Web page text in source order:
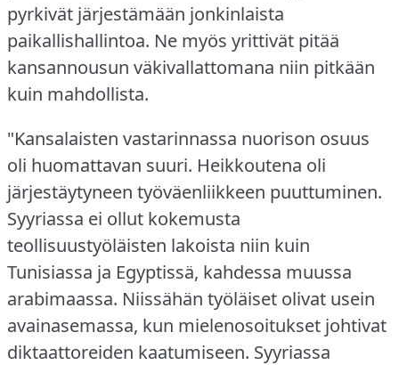
pyrkivät järjestämään jonkinlaista
paikallishallintoa. Ne myös yrittivät pitää
kansannousun väkivallattomana niin pitkään
kuin mahdollista.
"Kansalaisten vastarinnassa nuorison osuus
oli huomattavan suuri. Heikkoutena oli
järjestäytyneen työväenliikkeen puuttuminen.
Syyriassa ei ollut kokemusta
teollisuustyöläisten lakoista niin kuin
Tunisiassa ja Egyptissä, kahdessa muussa
arabimaassa. Niissähän työläiset olivat usein
avainasemassa, kun mielenosoitukset johtivat
diktaattoreiden kaatumiseen. Syyriassa